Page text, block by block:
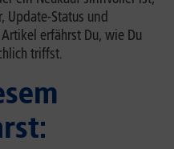
Update-Status und
erfährst Du, wie Du
triffst.